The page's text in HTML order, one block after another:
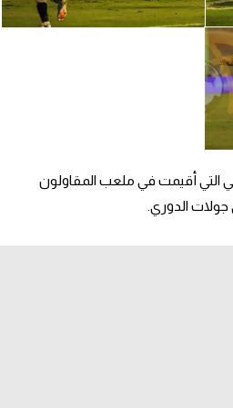
التي أقيمت في ملعب المقاولون
جولات الدوري.